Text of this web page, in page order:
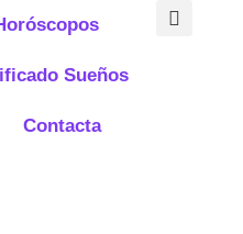
Sueños
Contacta